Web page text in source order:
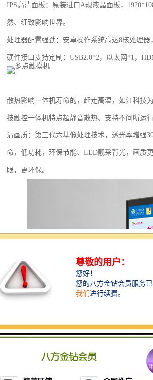
IPS高清面板：原装进口A规液晶面板，
然、细致影响世界。
处理器配置强劲：安卓操作系统高达8核处理
硬件接口支持定制：USB2.0*2，以太网*1，
散热影响一体机寿命的，赶走高温，如江科技
技触控一体机特点超静音散热、支持不间断运
清画质：第三代六基像处理技术，透光率增强
命，低功耗，环保节能、LED靓采背光，画质
眼，更环保。